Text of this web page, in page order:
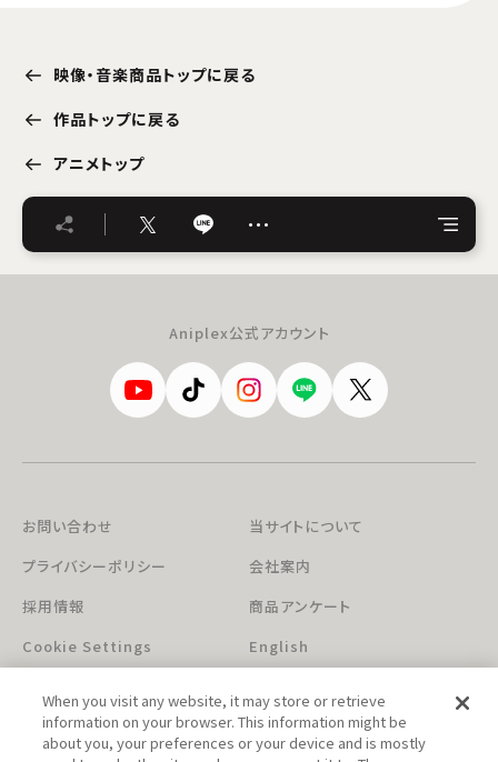
映像・音楽商品トップに戻る
作品トップに戻る
アニメトップ
…
Aniplex公式アカウント
お問い合わせ
当サイトについて
プライバシーポリシー
会社案内
採用情報
商品アンケート
Cookie Settings
English
When you visit any website, it may store or retrieve
information on your browser. This information might be
about you, your preferences or your device and is mostly